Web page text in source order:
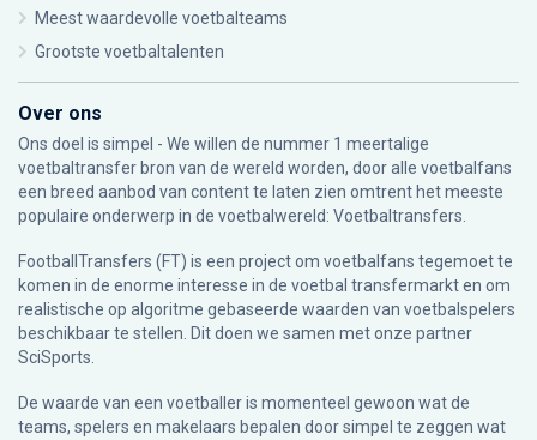
Meest waardevolle voetbalteams
Grootste voetbaltalenten
Over ons
Ons doel is simpel - We willen de nummer 1 meertalige
voetbaltransfer bron van de wereld worden, door alle voetbalfans
een breed aanbod van content te laten zien omtrent het meeste
populaire onderwerp in de voetbalwereld: Voetbaltransfers.
FootballTransfers (FT) is een project om voetbalfans tegemoet te
komen in de enorme interesse in de voetbal transfermarkt en om
realistische op algoritme gebaseerde waarden van voetbalspelers
beschikbaar te stellen. Dit doen we samen met onze partner
SciSports
De waarde van een voetballer is momenteel gewoon wat de
teams, spelers en makelaars bepalen door simpel te zeggen wat